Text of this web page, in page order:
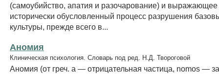
(самоубийство, апатия и разочарование) и выражающее
исторически обусловленный процесс разрушения
культуры, прежде всего в...
Аномия
Клиническая психология. Словарь под ред. Н.Д. Твороговой
Аномия (от греч. a — отрицательная частица, nomos —